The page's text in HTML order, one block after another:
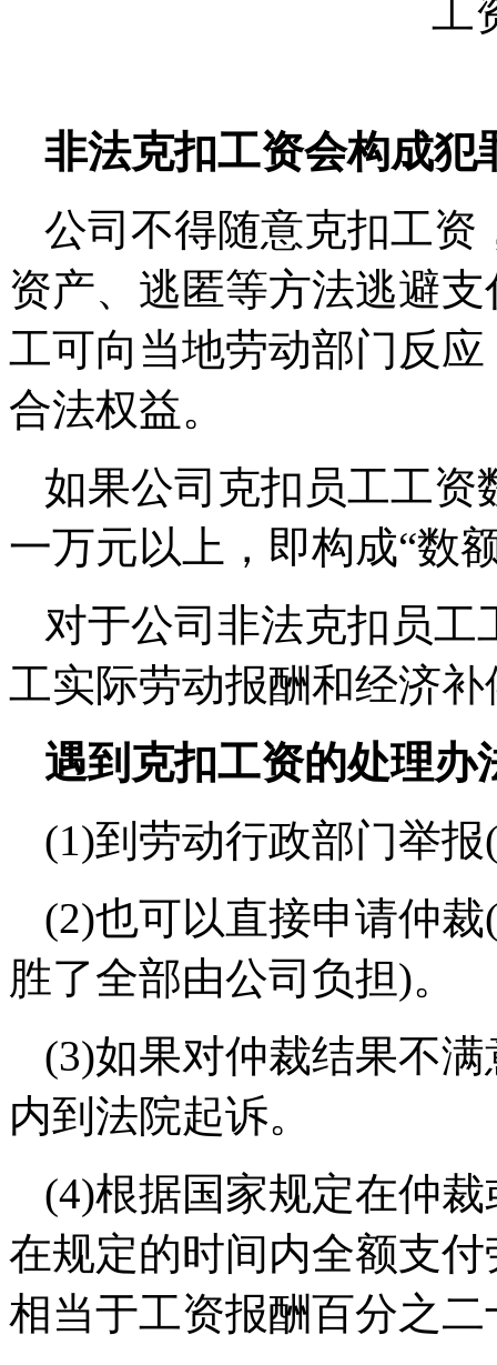
非法克扣工资会构成犯
公司不得随意克扣工资
资产、逃匿等方法逃避
工可向当地劳动部门反
合法权益。
如果公司克扣员工工资
一万元以上，即构成“数
对于公司非法克扣员
工实际劳动报酬和经济补
遇到克扣工资的处理办
(1)到劳动行政部门举
(2)也可以直接申请仲
胜了全部由公司负担)。
(3)如果对仲裁结果不
内到法院起诉。
(4)根据国家规定在仲
在规定的时间内全额支
相当于工资报酬百分之